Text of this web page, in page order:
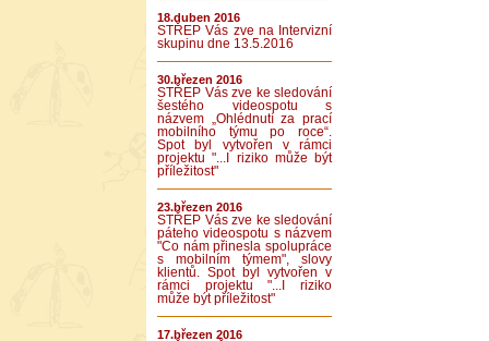
18.duben 2016
STŘEP Vás zve na Intervizní
skupinu dne 13.5.2016
30.březen 2016
STŘEP Vás zve ke sledování
šestého videospotu s
názvem „Ohlédnutí za prací
mobilního týmu po roce“.
Spot byl vytvořen v rámci
projektu "...I riziko může být
příležitost"
23.březen 2016
STŘEP Vás zve ke sledování
páteho videospotu s názvem
"Co nám přinesla spolupráce
s mobilním týmem", slovy
klientů. Spot byl vytvořen v
rámci projektu "...I riziko
může být příležitost"
17.březen 2016